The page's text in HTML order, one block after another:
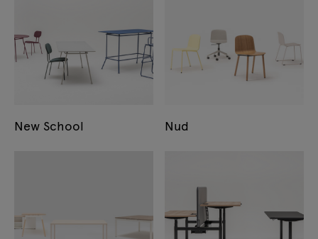
New School Nud